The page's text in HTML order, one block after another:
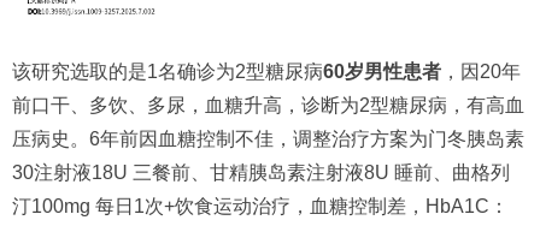
该研究选取的是1名确诊为2型糖尿病60岁男性患者 ，因20年
前口干、多饮、多尿，血糖升高，诊断为2型糖尿病，有高血
压病史。6年前因血糖控制不佳，调整治疗方案为门冬胰岛素
30注射液18U 三餐前、甘精胰岛素注射液8U 睡前、曲格列
汀100mg 每日1次+饮食运动治疗，血糖控制差，HbA1C：